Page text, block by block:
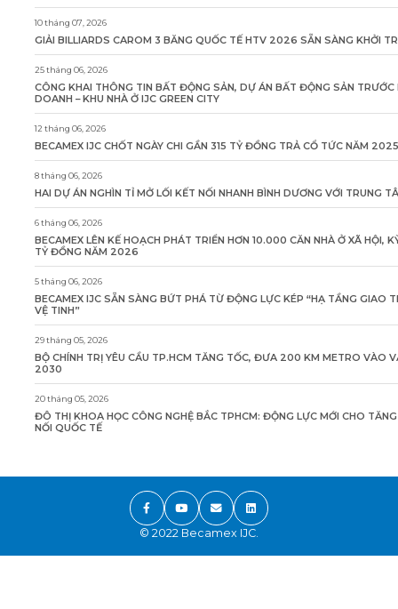
10 tháng 07, 2026
GIẢI BILLIARDS CAROM 3 BĂNG QUỐC TẾ HTV 2026 SẴN SÀNG KHỞI
25 tháng 06, 2026
CÔNG KHAI THÔNG TIN BẤT ĐỘNG SẢN, DỰ ÁN BẤT ĐỘNG SẢN
DOANH – KHU NHÀ Ở IJC GREEN CITY
12 tháng 06, 2026
BECAMEX IJC CHỐT NGÀY CHI GẦN 315 TỶ ĐỒNG TRẢ CỔ TỨC NĂM 2025
8 tháng 06, 2026
HAI DỰ ÁN NGHÌN TỈ MỞ LỐI KẾT NỐI NHANH BÌNH DƯƠNG VỚI TRUNG
6 tháng 06, 2026
BECAMEX LÊN KẾ HOẠCH PHÁT TRIỂN HƠN 10.000 CĂN NHÀ Ở XÃ HỘI,
TỶ ĐỒNG NĂM 2026
5 tháng 06, 2026
BECAMEX IJC SẴN SÀNG BỨT PHÁ TỪ ĐỘNG LỰC KÉP “HẠ TẦNG GIAO
VỆ TINH”
29 tháng 05, 2026
BỘ CHÍNH TRỊ YÊU CẦU TP.HCM TĂNG TỐC, ĐƯA 200 KM METRO VÀO
2030
20 tháng 05, 2026
ĐÔ THỊ KHOA HỌC CÔNG NGHỆ BẮC TPHCM: ĐỘNG LỰC MỚI CHO
NỐI QUỐC TẾ
© 2022 Becamex IJC.